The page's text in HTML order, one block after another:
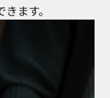
ます。